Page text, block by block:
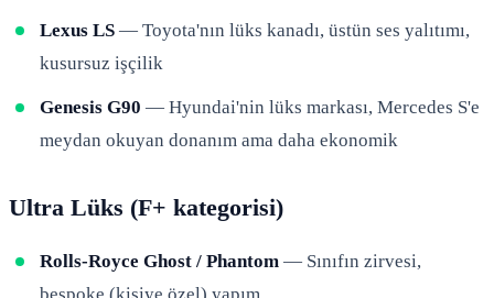
Lexus LS — Toyota'nın lüks kanadı, üstün ses yalıtımı,
kusursuz işçilik
Genesis G90 — Hyundai'nin lüks markası, Mercedes S'e
meydan okuyan donanım ama daha ekonomik
Ultra Lüks (F+ kategorisi)
Rolls-Royce Ghost / Phantom — Sınıfın zirvesi,